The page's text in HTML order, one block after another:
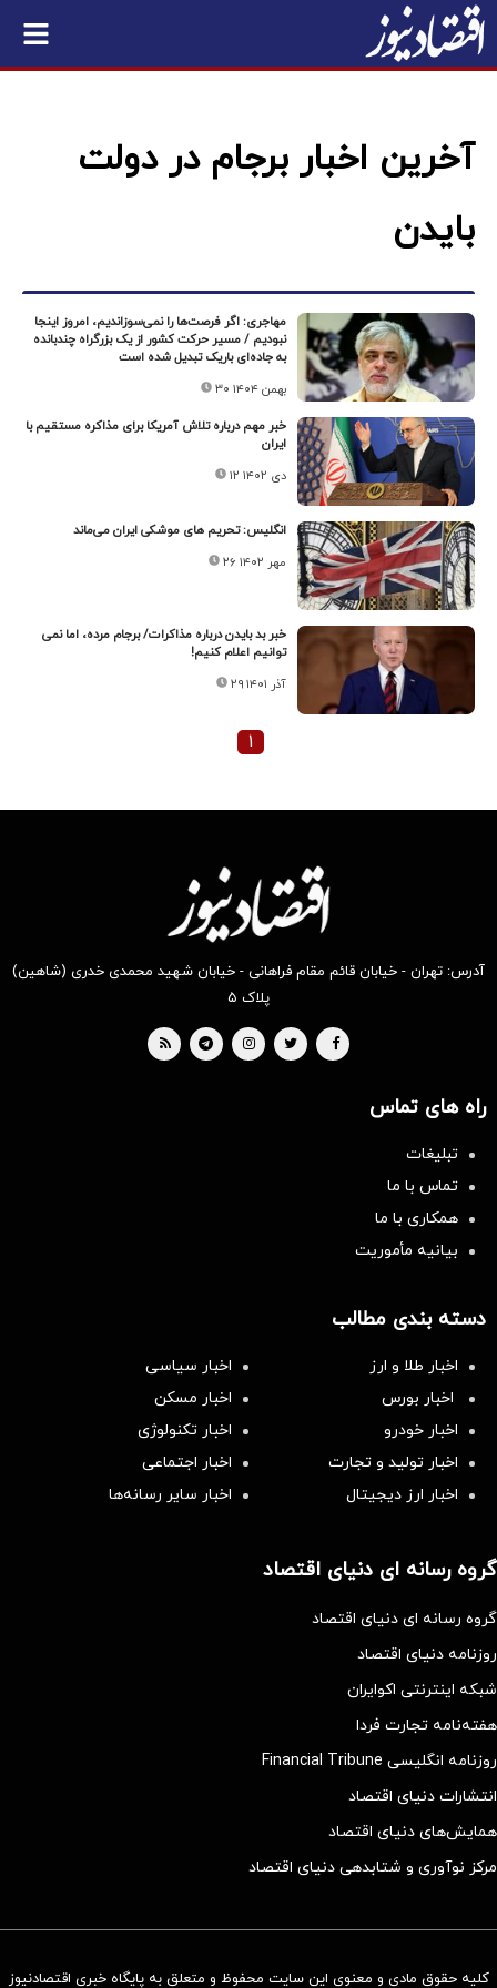
آخرین اخبار برجام در دولت
بایدن
مهاجری: اگر فرصت‌ها را نمی‌سوزاندیم، امروز اینجا
نبودیم / مسیر حرکت کشور از یک بزرگراه چندبانده
به جاده‌ای باریک تبدیل شده است
۳۰ بهمن ۱۴۰۴
خبر مهم درباره تلاش آمریکا برای مذاکره مستقیم با
ایران
۱۲ دی ۱۴۰۲
انگلیس: تحریم های موشکی ایران می‌ماند
۲۶ مهر ۱۴۰۲
خبر بد بایدن درباره مذاکرات/ برجام مرده، اما نمی
توانیم اعلام کنیم!
۲۹ آذر ۱۴۰۱
۱
آدرس: تهران - خیابان قائم مقام فراهانی - خیابان شهید محمدی خدری (شاهین)
پلاک ۵
راه های تماس
تبلیغات
تماس با ما
همکاری با ما
بیانیه مأموریت
دسته بندی مطالب
اخبار طلا و ارز
اخبار سیاسی
اخبار بورس
اخبار مسکن
اخبار خودرو
اخبار تکنولوژی
اخبار تولید و تجارت
اخبار اجتماعی
اخبار ارز دیجیتال
اخبار سایر رسانه‌‌ها
گروه رسانه ای دنیای اقتصاد
گروه رسانه ای دنیای اقتصاد
روزنامه دنیای اقتصاد
شبکه اینترنتی اکوایران
هفته‌نامه تجارت فردا
روزنامه انگلیسی Financial Tribune
انتشارات دنیای اقتصاد
همایش‌های دنیای اقتصاد
مرکز نوآوری و شتابدهی دنیای اقتصاد
کلیه حقوق مادی و معنوی این سایت محفوظ و متعلق به پایگاه خبری اقتصادنیوز